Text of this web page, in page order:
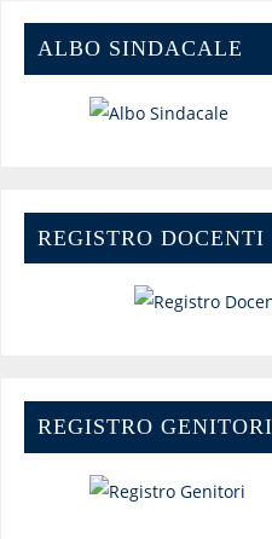
ALBO SINDACALE
REGISTRO DOCENTI
REGISTRO GENITORI